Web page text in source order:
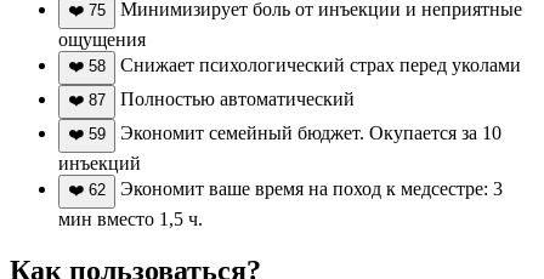
❤️ 75
Минимизирует боль от инъекции и неприятные
ощущения
❤️ 58 Снижает психологический страх перед уколами
❤️ 87 Полностью автоматический
❤️ 59
Экономит семейный бюджет. Окупается за 10
инъекций
❤️ 62
Экономит ваше время на поход к медсестре: 3
мин вместо 1,5 ч.
Как пользоваться?